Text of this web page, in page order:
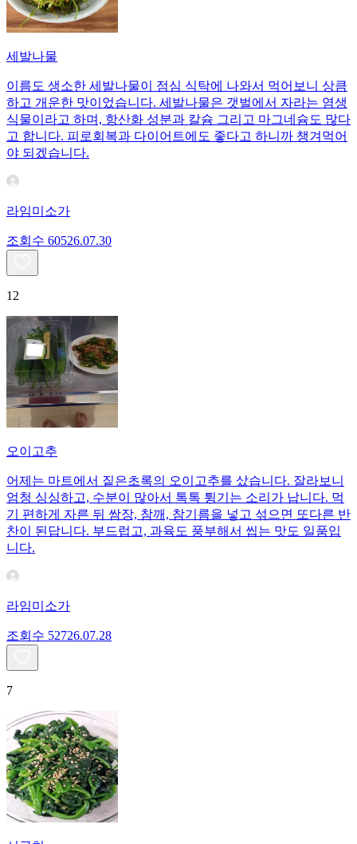
세발나물
이름도 생소한 세발나물이 점심 식탁에 나와서 먹어보니 상큼
하고 개운한 맛이었습니다. 세발나물은 갯벌에서 자라는 염생
식물이라고 하며, 항산화 성분과 칼슘 그리고 마그네슘도 많다
고 합니다. 피로회복과 다이어트에도 좋다고 하니까 챙겨먹어
야 되겠습니다.
라임미소가
조회수 60526.07.30
12
오이고추
어제는 마트에서 짙은초록의 오이고추를 샀습니다. 잘라보니
엄청 싱싱하고, 수분이 많아서 톡톡 튕기는 소리가 납니다. 먹
기 편하게 자른 뒤 쌈장, 참깨, 참기름을 넣고 섞으면 또다른 반
찬이 된답니다. 부드럽고, 과육도 풍부해서 씹는 맛도 일품입
니다.
라임미소가
조회수 52726.07.28
7